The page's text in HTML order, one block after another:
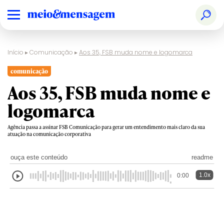
Início ▸Comunicação ▸Aos 35, FSB muda nome e logomarca
comunicação
Aos 35, FSB muda nome e
logomarca
Agência passa a assinar FSB Comunicação para gerar um entendimento mais claro da sua
atuação na comunicação corporativa
ouça este conteúdo readme
0:00 1.0x